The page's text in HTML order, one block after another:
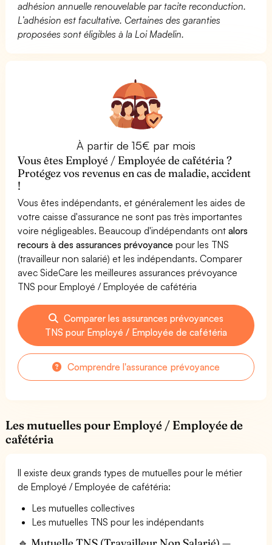
adhésion annuelle renouvelable par tacite reconduction.
L’adhésion est facultative. Certaines des garanties
proposées sont éligibles à la Loi Madelin.
À partir de 15€ par mois
Vous êtes Employé / Employée de cafétéria ?
Protégez vos revenus en cas de maladie, accident
!
Vous êtes indépendants, et généralement les aides de
votre caisse d'assurance ne sont pas très importantes
voire négligeables. Beaucoup d'indépendants ontalors
recours à des assurances prévoyance pour les TNS
(travailleur non salarié) et les indépendants. Comparer
avec SideCare les meilleures assurances prévoyance
TNS pour Employé / Employée de cafétéria
Comparer les assurances prévoyances
TNS pour Employé / Employée de cafétéria
Comprendre l'assurance prévoyance
Les mutuelles pour Employé / Employée de
cafétéria
Il existe deux grands types de mutuelles pour le métier
de Employé / Employée de cafétéria:
Les mutuelles collectives
Les mutuelles TNS pour les indépendants